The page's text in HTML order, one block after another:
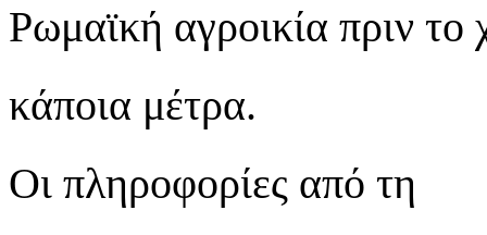
Ρωμαϊκή αγροικία πριν
κάποια μέτρα.
Οι πληροφορίες από τη